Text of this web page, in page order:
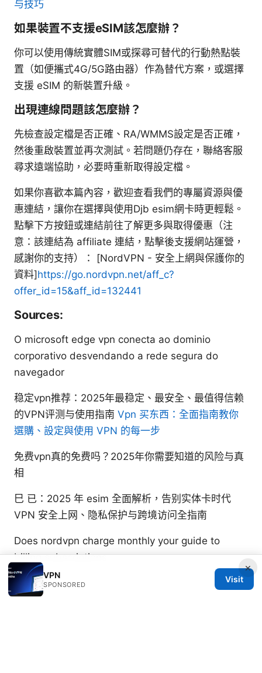
与技巧
如果裝置不支援eSIM該怎麼辦？
你可以使用傳統實體SIM或探尋可替代的行動熱點裝
置（如便攜式4G/5G路由器）作為替代方案，或選擇
支援 eSIM 的新裝置升級。
出現連線問題該怎麼辦？
先檢查設定檔是否正確、RA/WMMS設定是否正確，
然後重啟裝置並再次測試。若問題仍存在，聯絡客服
尋求遠端協助，必要時重新取得設定檔。
如果你喜歡本篇內容，歡迎查看我們的專屬資源與優
惠連結，讓你在選擇與使用Djb esim網卡時更輕鬆。
點擊下方按鈕或連結前往了解更多與取得優惠（注
意：該連結為 affiliate 連結，點擊後支援網站運營，
感謝你的支持）： [NordVPN - 安全上網與保護你的
資料] https://go.nordvpn.net/aff_c?
offer_id=15&aff_id=132441
Sources:
O microsoft edge vpn conecta ao dominio
corporativo desvendando a rede segura do
navegador
稳定vpn推荐：2025年最稳定、最安全、最值得信赖
的VPN评测与使用指南 Vpn 买东西：全面指南教你
選購、設定與使用 VPN 的每一步
免费vpn真的免费吗？2025年你需要知道的风险与真
相
巳 已：2025 年 esim 全面解析，告别实体卡时代
VPN 安全上网、隐私保护与跨境访问全指南
Does nordvpn charge monthly your guide to
billing subscriptions
×
VPN
SPONSORED
Visit